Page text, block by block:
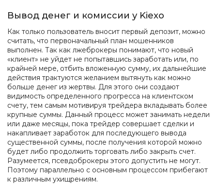
Вывод денег и комиссии у Kiexo
Как только пользователь вносит первый депозит, можно
считать, что первоначальный план мошенников
выполнен. Так как лжеброкеры понимают, что новый
«клиент» не уйдет не попытавшись заработать или, по
крайней мере, отбить вложенную сумму, их дальнейшие
действия трактуются желанием вытянуть как можно
больше денег из жертвы. Для этого они создают
видимость определенного прогресса на клиентском
счету, тем самым мотивируя трейдера вкладывать более
крупные суммы. Данный процесс может занимать недели
или даже месяцы, пока трейдер совершает сделки и
накапливает заработок для последующего вывода
существенной суммы, после получения которой можно
будет либо продолжить торговать либо закрыть счет.
Разумеется, псевдоброкеры этого допустить не могут.
Поэтому параллельно с основным процессом прибегают
к различным ухищрениям.